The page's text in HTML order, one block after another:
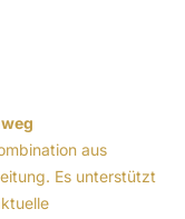
aus
Es unterstützt